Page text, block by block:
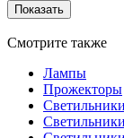
Смотрите также
Лампы
Прожекторы